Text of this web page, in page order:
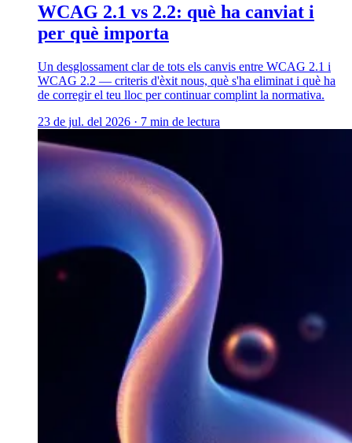
WCAG 2.1 vs 2.2: què ha canviat i
per què importa
Un desglossament clar de tots els canvis entre WCAG 2.1 i
WCAG 2.2 — criteris d'èxit nous, què s'ha eliminat i què ha
de corregir el teu lloc per continuar complint la normativa.
23 de jul. del 2026 · 7 min de lectura